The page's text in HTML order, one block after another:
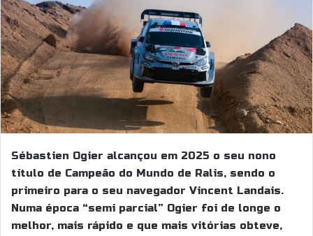
Sébastien Ogier alcançou em 2025 o seu nono
título de Campeão do Mundo de Ralis, sendo o
primeiro para o seu navegador Vincent Landais.
Numa época “semi parcial” Ogier foi de longe o
melhor, mais rápido e que mais vitórias obteve,